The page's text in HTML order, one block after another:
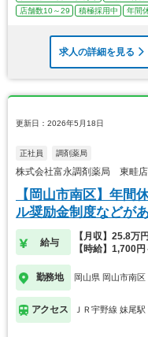
店舗数10～29
積極採用中 年間
求人の詳細を見る
更新日：2026年5月18日
正社員 調剤薬局
株式会社富永調剤薬局 東畦店
【岡山市南区】年間
ル奨励金制度などが
す！
給与
【月収】25.8万
【時給】1,700
勤務地 岡山県 岡山市南区
アクセス ＪＲ宇野線 妹尾駅